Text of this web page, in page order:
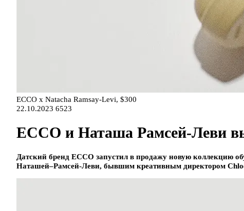
ECCO x Natacha Ramsay-Levi, $300
22.10.2023 6523
ECCO и Наташа Рамсей-Леви
Датский бренд ECCO запустил в продажу новую коллекцию
Наташей–Рамсей-Леви, бывшим креативным директором